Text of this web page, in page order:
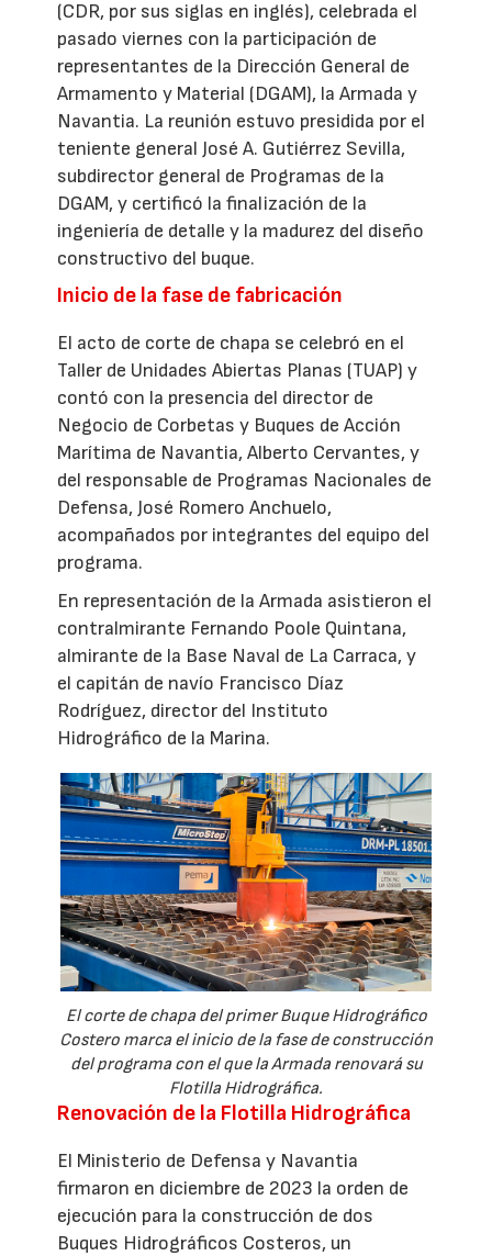
(CDR, por sus siglas en inglés), celebrada el
pasado viernes con la participación de
representantes de la Dirección General de
Armamento y Material (DGAM), la Armada y
Navantia. La reunión estuvo presidida por el
teniente general José A. Gutiérrez Sevilla,
subdirector general de Programas de la
DGAM, y certificó la finalización de la
ingeniería de detalle y la madurez del diseño
constructivo del buque.
Inicio de la fase de fabricación
El acto de corte de chapa se celebró en el
Taller de Unidades Abiertas Planas (TUAP) y
contó con la presencia del director de
Negocio de Corbetas y Buques de Acción
Marítima de Navantia, Alberto Cervantes, y
del responsable de Programas Nacionales de
Defensa, José Romero Anchuelo,
acompañados por integrantes del equipo del
programa.
En representación de la Armada asistieron el
contralmirante Fernando Poole Quintana,
almirante de la Base Naval de La Carraca, y
el capitán de navío Francisco Díaz
Rodríguez, director del Instituto
Hidrográfico de la Marina.
El corte de chapa del primer Buque Hidrográfico
Costero marca el inicio de la fase de construcción
del programa con el que la Armada renovará su
Flotilla Hidrográfica.
Renovación de la Flotilla Hidrográfica
El Ministerio de Defensa y Navantia
firmaron en diciembre de 2023 la orden de
ejecución para la construcción de dos
Buques Hidrográficos Costeros, un